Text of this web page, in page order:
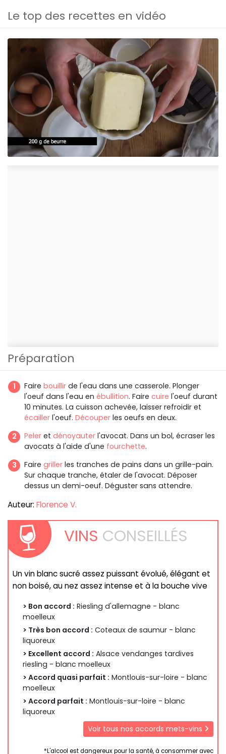
Le top des recettes en vidéo
Préparation
Faire bouillir de l'eau dans une casserole. Plonger
l'oeuf dans l'eau en ébullition. Faire cuire l'oeuf durant
10 minutes. La cuisson achevée, laisser refroidir et
écailler l'oeuf. Découper les oeufs en deux.
Peler et dénoyauter l'avocat. Dans un bol, écraser les
avocats à l'aide d'une fourchette.
Faire griller les tranches de pains dans un grille-pain.
Sur chaque tranche, étaler de l'avocat. Déposer
dessus un demi-oeuf. Déguster sans attendre.
Auteur: Florence V.
VINS CONSEILLÉS
Un vin blanc sucré assez puissant évolué, élégant et
non boisé, au nez assez intense et à la bouche vive
> Bon accord : Riesling d'allemagne - blanc
moelleux
> Très bon accord : Coteaux de saumur - blanc
liquoreux
> Excellent accord : Alsace vendanges tardives
riesling - blanc moelleux
> Accord quasi parfait : Montlouis-sur-loire - blanc
moelleux
> Accord parfait : Montlouis-sur-loire - blanc
liquoreux
Voir tous nos accords mets-vins
*L'alcool est dangereux pour la santé, à consommer avec